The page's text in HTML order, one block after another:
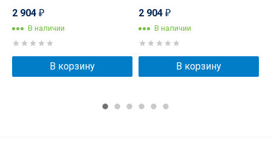
2 904 ₽
В наличии
В корзину
2 904 ₽
В наличии
В корзину